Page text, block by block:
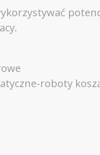
roboty